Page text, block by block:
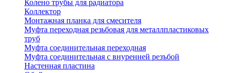
Колено трубы для радиатора
Коллектор
Монтажная планка для смесителя
Муфта переходная резьбовая для металлпластиковых
труб
Муфта соединительная переходная
Муфта соединительная с внуренней резъбой
Настенная пластина